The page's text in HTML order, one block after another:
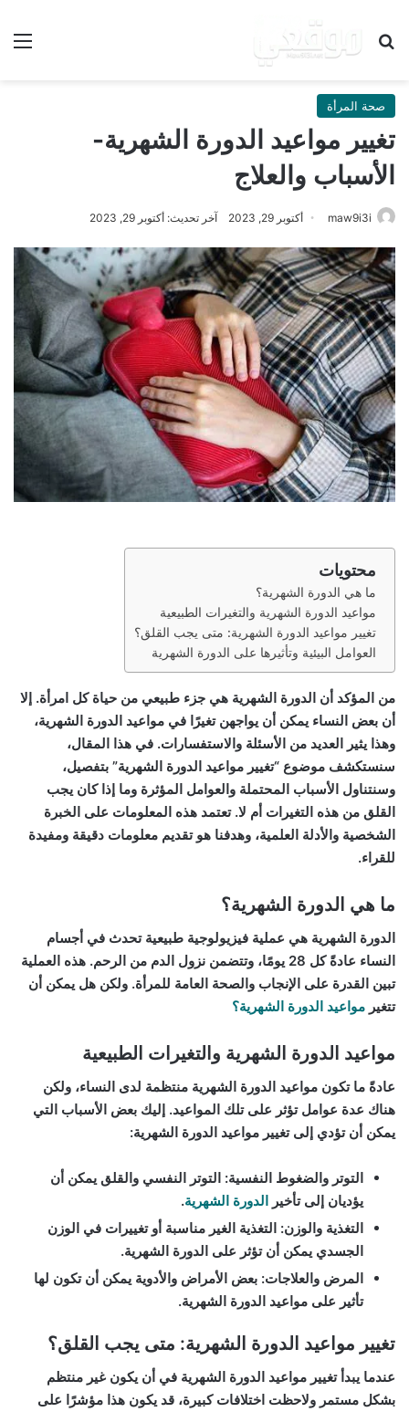
بحث عن
صحة المرأة
تغيير مواعيد الدورة الشهرية-
الأسباب والعلاج
maw9i3i أكتوبر 29, 2023 آخر تحديث: أكتوبر 29, 2023
محتويات
ما هي الدورة الشهرية؟
مواعيد الدورة الشهرية والتغيرات الطبيعية
تغيير مواعيد الدورة الشهرية: متى يجب القلق؟
العوامل البيئية وتأثيرها على الدورة الشهرية
من المؤكد أن الدورة الشهرية هي جزء طبيعي من حياة كل امرأة. إلا
أن بعض النساء يمكن أن يواجهن تغيرًا في مواعيد الدورة الشهرية،
وهذا يثير العديد من الأسئلة والاستفسارات. في هذا المقال،
سنستكشف موضوع “تغيير مواعيد الدورة الشهرية” بتفصيل،
وسنتناول الأسباب المحتملة والعوامل المؤثرة وما إذا كان يجب
القلق من هذه التغيرات أم لا. تعتمد هذه المعلومات على الخبرة
الشخصية والأدلة العلمية، وهدفنا هو تقديم معلومات دقيقة ومفيدة
للقراء.
ما هي الدورة الشهرية؟
الدورة الشهرية هي عملية فيزيولوجية طبيعية تحدث في أجسام
النساء عادةً كل 28 يومًا، وتتضمن نزول الدم من الرحم. هذه العملية
تبين القدرة على الإنجاب والصحة العامة للمرأة. ولكن هل يمكن أن
تتغير مواعيد الدورة الشهرية؟
مواعيد الدورة الشهرية والتغيرات الطبيعية
عادةً ما تكون مواعيد الدورة الشهرية منتظمة لدى النساء، ولكن
هناك عدة عوامل تؤثر على تلك المواعيد. إليك بعض الأسباب التي
يمكن أن تؤدي إلى تغيير مواعيد الدورة الشهرية:
التوتر والضغوط النفسية: التوتر النفسي والقلق يمكن أن
يؤديان إلى تأخير الدورة الشهرية.
التغذية والوزن: التغذية الغير مناسبة أو تغييرات في الوزن
الجسدي يمكن أن تؤثر على الدورة الشهرية.
المرض والعلاجات: بعض الأمراض والأدوية يمكن أن تكون لها
تأثير على مواعيد الدورة الشهرية.
تغيير مواعيد الدورة الشهرية: متى يجب القلق؟
عندما يبدأ تغيير مواعيد الدورة الشهرية في أن يكون غير منتظم
بشكل مستمر ولاحظت اختلافات كبيرة، قد يكون هذا مؤشرًا على